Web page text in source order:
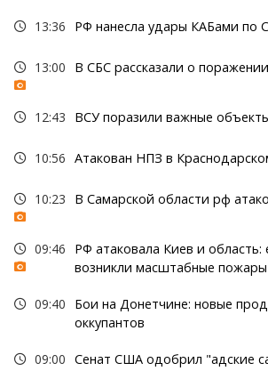
13:36 РФ нанесла удары КАБами по
13:00 В СБС рассказали о
12:43 ВСУ поразили важные
10:56 Атакован НПЗ в
10:23 В Самарской области рф
09:46
РФ атаковала Киев и область:
возникли масштабные пожары
09:40
Бои на Донетчине: новые
оккупантов
09:00 Сенат США одобрил "адские